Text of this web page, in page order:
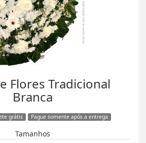
Flores Tradicional
Branca
grátis Pague somente após a entrega
Tamanhos